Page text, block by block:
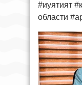
#иуятият
области